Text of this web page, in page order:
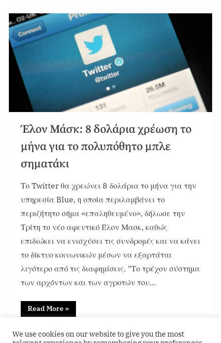
Έλον Μάσκ: 8 δολάρια χρέωση το
μήνα για το πολυπόθητο μπλε
σηματάκι
Το Twitter θα χρεώνει 8 δολάρια το μήνα για την
υπηρεσία Blue, η οποία περιλαμβάνει το
περιζήτητο σήμα «επαληθευμένο», δήλωσε την
Τρίτη το νέο αφεντικό Έλον Μασκ, καθώς
επιδιώκει να ενισχύσει τις συνδρομές και να κάνει
το δίκτυο κοινωνικών μέσων να εξαρτάται
λιγότερο από τις διαφημίσεις. “Το τρέχον σύστημα
των αρχόντων και των αγροτών του…
Read More »
Featured
We use cookies on our website to give you the most